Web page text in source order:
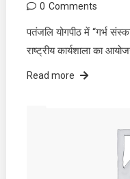
0 Comments
पतंजलि योगपीठ में “गर्भ
राष्ट्रीय कार्यशाला का
Read more